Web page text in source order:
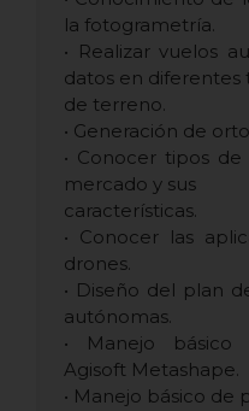
la fotogrametría.
• Realizar vuelos
datos en diferentes
de terreno.
• Generación de
• Conocer tipos
mercado y sus
características.
• Conocer las
drones.
• Diseño del plan
autónomas.
• Manejo básico
Agisoft Metashape.
• Manejo básico de